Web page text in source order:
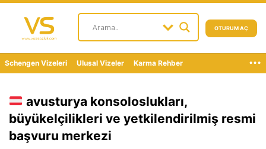
OTURUM AÇ
Schengen Vizeleri Ulusal Vizeler Karma Rehber ...
avusturya konsoloslukları,
büyükelçilikleri ve yetkilendirilmiş resmi
başvuru merkezi